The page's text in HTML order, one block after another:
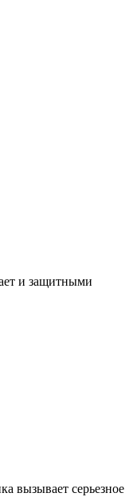
и защитными
вызывает серьезное